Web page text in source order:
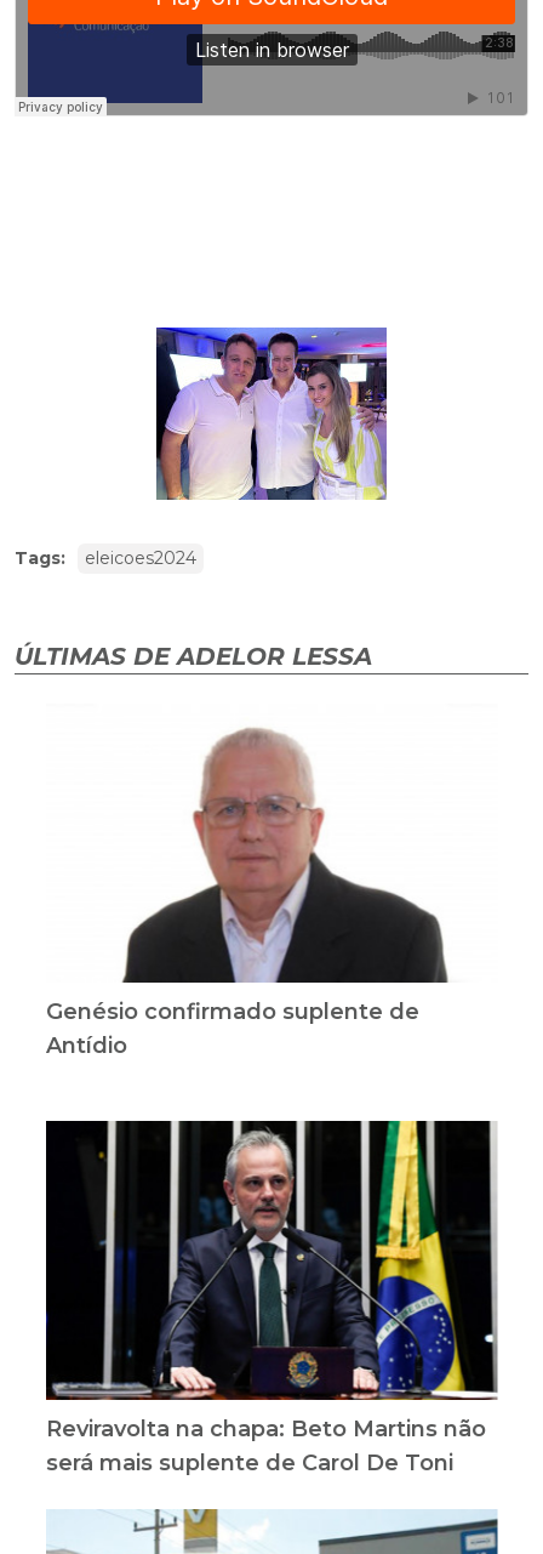
Tags: eleicoes2024
ÚLTIMAS DE ADELOR LESSA
Genésio confirmado suplente de
Antídio
Reviravolta na chapa: Beto Martins não
será mais suplente de Carol De Toni